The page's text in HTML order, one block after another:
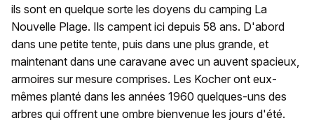
ils sont en quelque sorte les doyens du camping La
Nouvelle Plage. Ils campent ici depuis 58 ans. D'abord
dans une petite tente, puis dans une plus grande, et
maintenant dans une caravane avec un auvent spacieux,
armoires sur mesure comprises. Les Kocher ont eux-
mêmes planté dans les années 1960 quelques-uns des
arbres qui offrent une ombre bienvenue les jours d'été.